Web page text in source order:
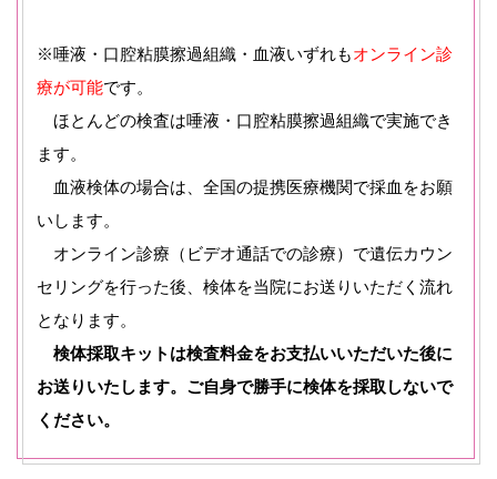
※唾液・口腔粘膜擦過組織・血液いずれもオンライン診
療が可能です。
ほとんどの検査は唾液・口腔粘膜擦過組織で実施でき
ます。
血液検体の場合は、全国の提携医療機関で採血をお願
いします。
オンライン診療（ビデオ通話での診療）で遺伝カウン
セリングを行った後、検体を当院にお送りいただく流れ
となります。
検体採取キットは検査料金をお支払いいただいた後に
お送りいたします。ご自身で勝手に検体を採取しないで
ください。